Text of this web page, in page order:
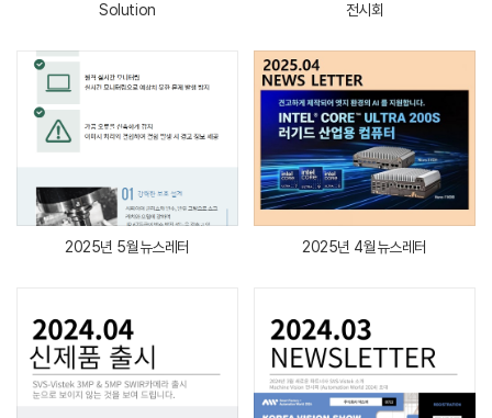
Solution
전시회
2025년 5월뉴스레터 2025년 4월뉴스레터